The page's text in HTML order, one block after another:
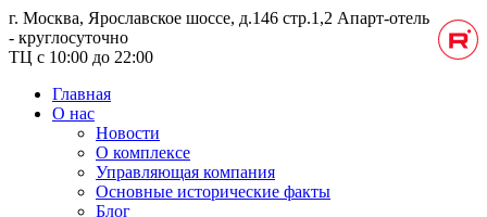
г. Москва, Ярославское шоссе, д.146 стр.1,2 Апарт-отель
- круглосуточно
ТЦ с 10:00 до 22:00
Главная
О нас
Новости
О комплексе
Управляющая компания
Основные исторические факты
Блог